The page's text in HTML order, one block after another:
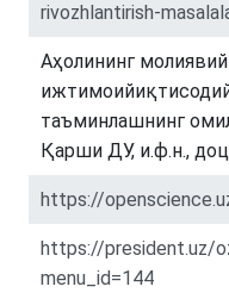
rivozhlantirish-
Аҳолининг
таъминлашнинг
Қарши ДУ, и.ф.н.,
https://
https://president.uz/
menu_id=144